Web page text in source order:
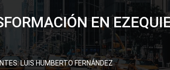
EN
LUIS HUMBERTO FERNÁNDEZ